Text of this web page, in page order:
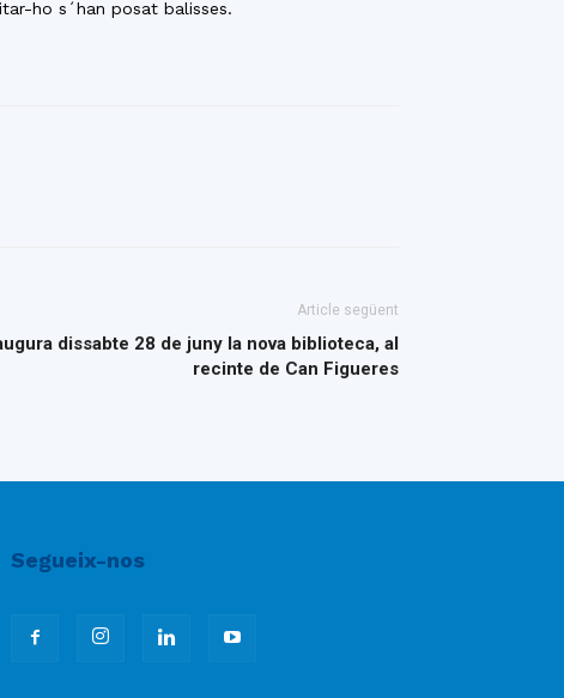
ho s´han posat balisses.
Article següent
dissabte 28 de juny la nova biblioteca, al
recinte de Can Figueres
Segueix-nos